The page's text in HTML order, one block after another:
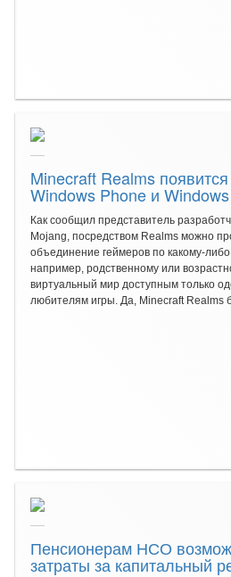
Minecraft Realms
Windows Phone и
Как сообщил представитель
Mojang, посредством Realms можно
объединение геймеров по какому-
например, родственному или
виртуальный мир доступным только
любителям игры. Да, Minecraft Realms
Пенсионерам НСО
затраты за капитальный